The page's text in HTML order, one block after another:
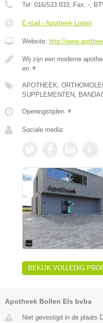
Tel: 016/533 833 , Fax: - ,
E-mail › Apotheek Lieten
Website: http://
Wij zijn een moderne
en ▼
APOTHEEK,
SUPPLEMENTEN,
Openingstijden ▼
Sociale media:
BEKIJK VOLLEDIG
Apotheek Bollen Els bvba
Niet gevestigd in de plaats